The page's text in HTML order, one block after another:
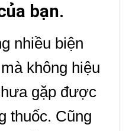
bạn.
nhiều biện
không hiệu
gặp được
thuốc. Cũng